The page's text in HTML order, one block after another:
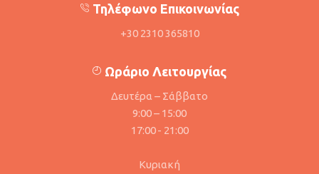
Τηλέφωνο Επικοινωνίας
+30 2310 365810
Ωράριο Λειτουργίας
Δευτέρα – Σάββατο
9:00 – 15:00
17:00 - 21:00
Κυριακή